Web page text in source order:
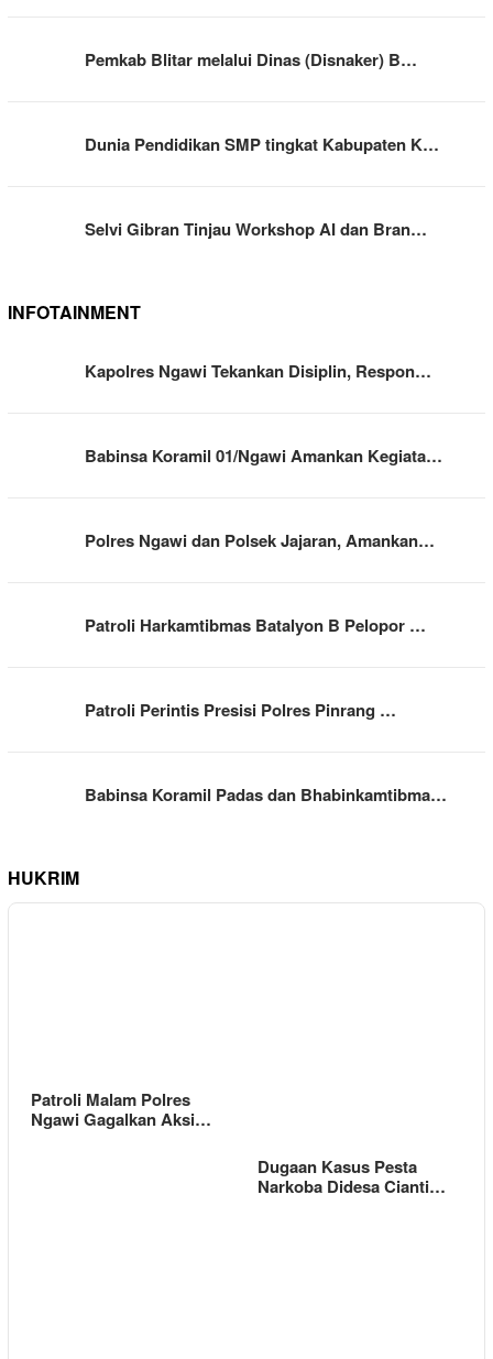
Pemkab Blitar melalui Dinas (Disnaker) B…
Dunia Pendidikan SMP tingkat Kabupaten K…
Selvi Gibran Tinjau Workshop AI dan Bran…
INFOTAINMENT
Kapolres Ngawi Tekankan Disiplin, Respon…
Babinsa Koramil 01/Ngawi Amankan Kegiata…
Polres Ngawi dan Polsek Jajaran, Amankan…
Patroli Harkamtibmas Batalyon B Pelopor …
Patroli Perintis Presisi Polres Pinrang …
Babinsa Koramil Padas dan Bhabinkamtibma…
HUKRIM
Patroli Malam Polres
Ngawi Gagalkan Aksi…
Dugaan Kasus Pesta
Narkoba Didesa Cianti…